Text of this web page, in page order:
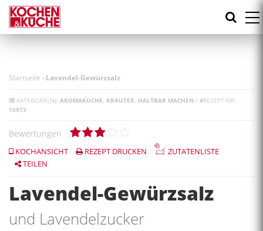
Direkt
zum
Inhalt
Startseite -Lavendel-Gewürzsalz
KATEGORIE(N): AROMAKÜCHE KRÄUTER HALTBAR MACHEN / #REZEPT-NR.:
16973
Bewertungen
KOCHANSICHT REZEPT DRUCKEN
ZUTATENLISTE
TEILEN
Lavendel-Gewürzsalz
und Lavendelzucker